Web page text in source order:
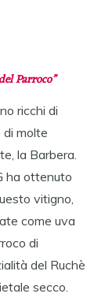
Parroco”
ricchi di
molte
la Barbera.
ha ottenuto
vitigno,
come uva
di
del Ruchè
secco.